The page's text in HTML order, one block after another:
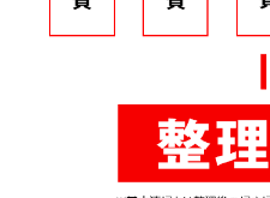
ありとあらゆる脱臭機
臭いが完全に取れずに